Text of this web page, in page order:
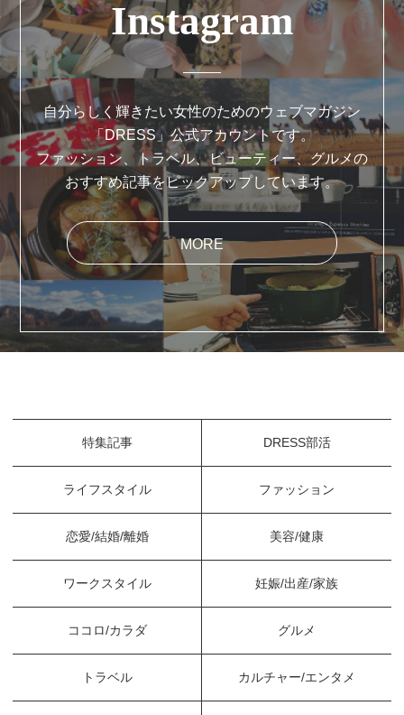
Instagram
自分らしく輝きたい女性のためのウェブマガジン
「DRESS」公式アカウントです。
ファッション、トラベル、ビューティー、グルメの
おすすめ記事をピックアップしています。
MORE
特集記事 DRESS部活
ライフスタイル ファッション
恋愛/結婚/離婚 美容/健康
ワークスタイル 妊娠/出産/家族
ココロ/カラダ グルメ
トラベル カルチャー/エンタメ